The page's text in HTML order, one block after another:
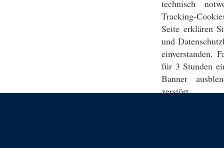
technisch
Tracking-
Seite erklären
und
einverstanden.
für 3 Stunden
Banner
zerstört.